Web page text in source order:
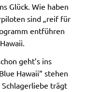
Glück. Wie haben
sind „reif für
entführen
geht’s ins
Hawaii“ stehen
trägt